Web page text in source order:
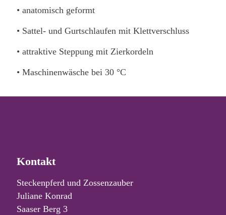
• anatomisch geformt
• Sattel- und Gurtschlaufen mit Klettverschluss
• attraktive Steppung mit Zierkordeln
• Maschinenwäsche bei 30 °C
Kontakt
Steckenpferd und Zossenzauber
Juliane Konrad
Saaser Berg 3